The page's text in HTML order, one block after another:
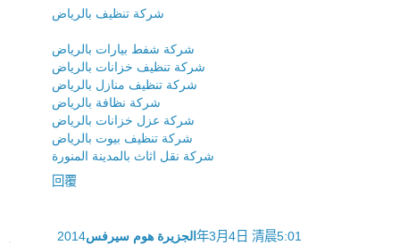
شركة تنظيف بالرياض
شركة شفط بيارات بالرياض
شركة تنظيف خزانات بالرياض
شركة تنظيف منازل بالرياض
شركة نظافة بالرياض
شركة عزل خزانات بالرياض
شركة تنظيف بيوت بالرياض
شركة نقل اثاث بالمدينة المنورة
回覆
الجزيرة هوم سيرفس 2014年3月4日 清晨5:01